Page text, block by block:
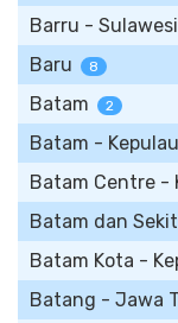
Barru -
Baru 8
Batam 2
Batam -
Batam Centre -
Batam dan
Batam Kota -
Batang - Jawa